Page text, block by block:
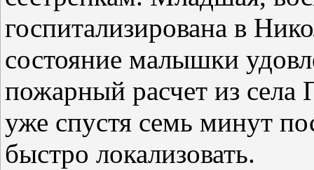
госпитализирована в
состояние малышки
пожарный расчет из
уже спустя семь минут
быстро локализовать.